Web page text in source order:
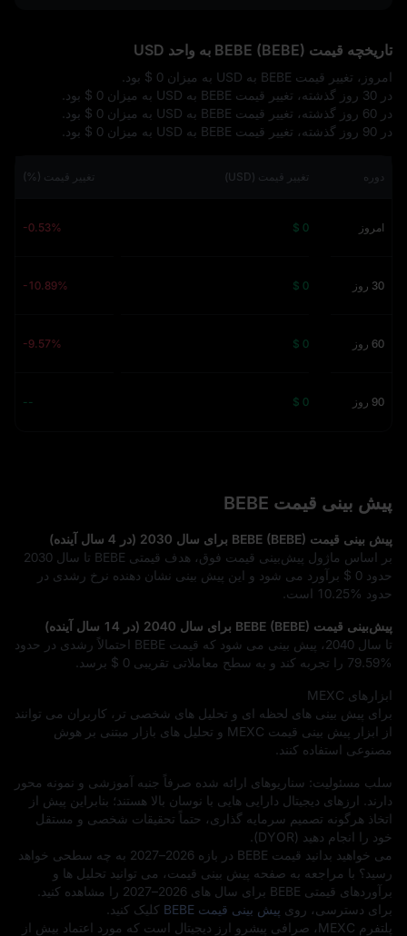
تاریخچه قیمت BEBE (BEBE) به واحد USD
امروز، تغییر قیمت BEBE به USD به میزان $ 0 بود.
در 30 روز گذشته، تغییر قیمت BEBE به USD به میزان
$ 0 بود.
در 60 روز گذشته، تغییر قیمت BEBE به USD به میزان
$ 0 بود.
در 90 روز گذشته، تغییر قیمت BEBE به USD به میزان
$ 0 بود.
دوره تغییر قیمت (USD) تغییر قیمت (%)
امروز $ 0
-0.53%
30 روز $ 0
-10.89%
60 روز $ 0
-9.57%
90 روز $ 0
--
پیش‌ بینی قیمت BEBE
پیش‌ بینی قیمت BEBE (BEBE) برای سال 2030 (در 4 سال آینده)
بر اساس ماژول پیش‌بینی قیمت فوق، هدف قیمتی BEBE تا سال 2030
حدود $ 0 برآورد می‌ شود و این پیش‌ بینی نشان‌ دهنده نرخ رشدی در
حدود 10.25% است.
پیش‌بینی قیمت BEBE (BEBE) برای سال 2040 (در 14 سال آینده)
تا سال 2040، پیش‌ بینی می‌ شود که قیمت BEBE احتمالاً رشدی در حدود
79.59% را تجربه کند و به سطح معاملاتی تقریبی $ 0 برسد.
ابزارهای MEXC
برای پیش‌ بینی‌ های لحظه‌ ای و تحلیل‌ های شخصی‌ تر، کاربران می‌ توانند
از ابزار پیش‌ بینی قیمت MEXC و تحلیل‌ های بازار مبتنی بر هوش
مصنوعی استفاده کنند.
سلب مسئولیت: سناریوهای ارائه‌ شده صرفاً جنبه آموزشی و نمونه‌ محور
دارند. ارزهای دیجیتال دارایی‌ هایی با نوسان بالا هستند؛ بنابراین پیش از
اتخاذ هرگونه تصمیم سرمایه‌ گذاری، حتماً تحقیقات شخصی و مستقل
خود را انجام دهید (DYOR).
می‌ خواهید بدانید قیمت BEBE در بازه 2026–2027 به چه سطحی خواهد
رسید؟ با مراجعه به صفحه پیش‌ بینی قیمت، می‌ توانید تحلیل‌ ها و
برآوردهای قیمتی BEBE برای سال‌ های 2026–2027 را مشاهده کنید.
برای دسترسی، روی پیش‌ بینی قیمت BEBE
کلیک کنید.
پلتفرم MEXC، صرافی پیشرو ارز دیجیتال است که مورد اعتماد بیش از